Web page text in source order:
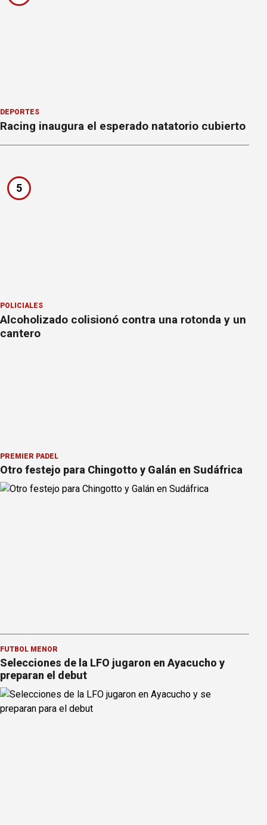
DEPORTES
Racing inaugura el esperado natatorio cubierto
5
POLICIALES
Alcoholizado colisionó contra una rotonda y un
cantero
PREMIER PÁDEL
Otro festejo para Chingotto y Galán en Sudáfrica
FÚTBOL MENOR
Selecciones de la LFO jugaron en Ayacucho y
preparan el debut